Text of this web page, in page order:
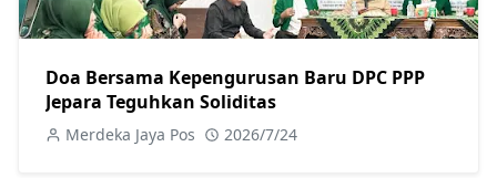
Doa Bersama Kepengurusan Baru DPC PPP
Jepara Teguhkan Soliditas
Merdeka Jaya Pos 2026/7/24